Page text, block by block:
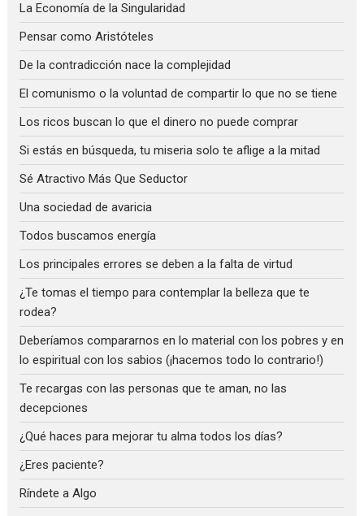
La Economía de la Singularidad
Pensar como Aristóteles
De la contradicción nace la complejidad
El comunismo o la voluntad de compartir lo que no se tiene
Los ricos buscan lo que el dinero no puede comprar
Si estás en búsqueda, tu miseria solo te aflige a la mitad
Sé Atractivo Más Que Seductor
Una sociedad de avaricia
Todos buscamos energía
Los principales errores se deben a la falta de virtud
¿Te tomas el tiempo para contemplar la belleza que te
rodea?
Deberíamos compararnos en lo material con los pobres y en
lo espiritual con los sabios (¡hacemos todo lo contrario!)
Te recargas con las personas que te aman, no las
decepciones
¿Qué haces para mejorar tu alma todos los días?
¿Eres paciente?
Ríndete a Algo